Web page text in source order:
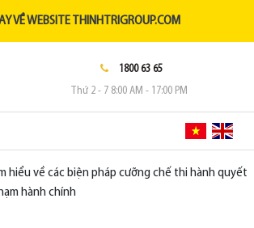
VỀ WEBSITE THINHTRIGROUP.COM
1800 63 65
Thứ 2 - 7 8:00 AM - 17:00 PM
hiểu về các biện pháp cưỡng chế thi hành quyết
hành chính